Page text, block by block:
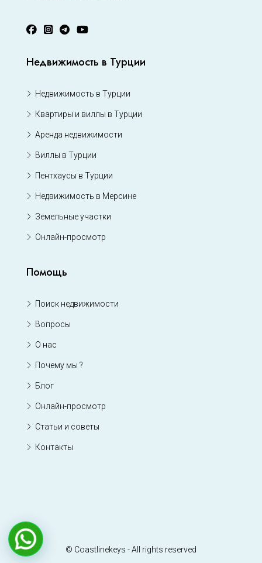
Недвижимость в Турции
Недвижимость в Турции
Квартиры и виллы в Турции
Аренда недвижимости
Виллы в Турции
Пентхаусы в Турции
Недвижимость в Мерсине
Земельные участки
Онлайн-просмотр
Помощь
Поиск недвижимости
Вопросы
О нас
Почему мы ?
Блог
Онлайн-просмотр
Статьи и советы
Контакты
© Coastlinekeys - All rights reserved